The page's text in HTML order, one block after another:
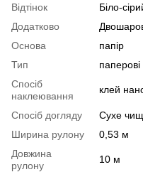
Відтінок
Біло-
Додатково
Основа
папір
Тип
паперові
Спосіб
наклеювання
клей
Спосіб догляду
Cухе
Ширина рулону
0,53 м
Довжина
рулону
10 м